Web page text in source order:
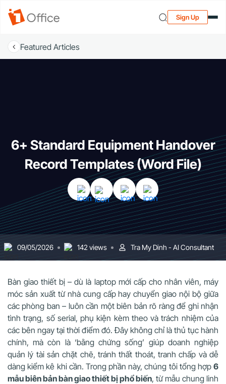
Sign Up
Featured Articles
6+ Standard Equipment Handover
Record Templates (Word File)
09/05/2026 142 views Tra My Dinh - AI Consultant
Bàn giao thiết bị – dù là laptop mới cấp cho nhân viên, máy
móc sản xuất từ nhà cung cấp hay chuyển giao nội bộ giữa
các phòng ban – luôn cần một biên bản rõ ràng để ghi nhận
tình trạng, số serial, phụ kiện kèm theo và trách nhiệm của
các bên ngay tại thời điểm đó. Đây không chỉ là thủ tục hành
chính, mà còn là ‘bằng chứng sống’ giúp doanh nghiệp
quản lý tài sản chặt chẽ, tránh thất thoát, tranh chấp và dễ
dàng kiểm kê khi cần. Trong phần này, chúng tôi tổng hợp 6
mẫu biên bản bàn giao thiết bị phổ biến, từ mẫu chung linh